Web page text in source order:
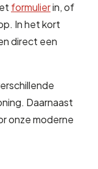
formulierin, of
In het kort
direct een
Daarnaast
onze moderne